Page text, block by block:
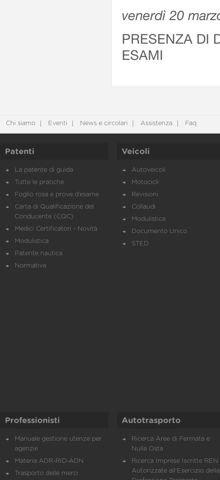
venerdì 20
PRESENZA DI
ESAMI
Chi siamo Eventi News e circolari Assistenza Faq
Patenti
La patente di guida
Tutte le pratiche
Foglio rosa e prove d’esame
Carta di Qualificazione del
Conducente (CQC)
Medici Certificatori - Novità
Modulistica
Patente nautica
Normativa
Veicoli
Autoveicoli
Motocicli
Revisioni
Collaudi
Modulistica
Documento Unico
STED
Professionisti
Manuale gestione utenze per
agenzie
Materia ADR-RID-ADN
Trasporto delle merci
Autotrasporto
Ricerca Aree di Fermata e
Nulla Osta
Ricerca Imprese Iscritte REN
Autorizzate all'Esercizio della